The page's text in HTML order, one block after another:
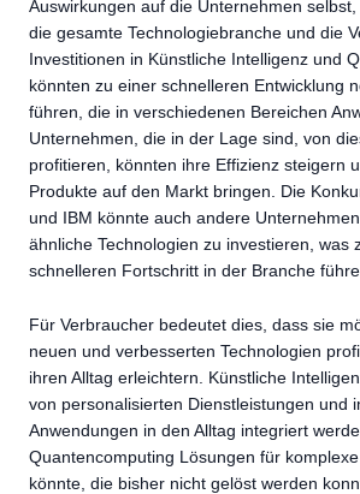
Auswirkungen auf die Unternehmen
die gesamte Technologiebranche und die
Investitionen in Künstliche Intelligenz und
könnten zu einer schnelleren Entwicklung
führen, die in verschiedenen Bereichen
Unternehmen, die in der Lage sind, von
profitieren, könnten ihre Effizienz steigern
Produkte auf den Markt bringen. Die
und IBM könnte auch andere
ähnliche Technologien zu investieren, was
schnelleren Fortschritt in der Branche
Für Verbraucher bedeutet dies, dass sie
neuen und verbesserten Technologien
ihren Alltag erleichtern. Künstliche
von personalisierten Dienstleistungen und
Anwendungen in den Alltag integriert
Quantencomputing Lösungen für
könnte, die bisher nicht gelöst werden